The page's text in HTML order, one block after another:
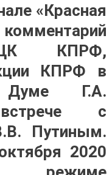
«Красная
ЦК КПРФ,
КПРФ в
Думе Г.А.
с
Путиным.
2020